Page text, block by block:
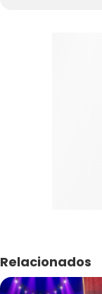
Relacionados